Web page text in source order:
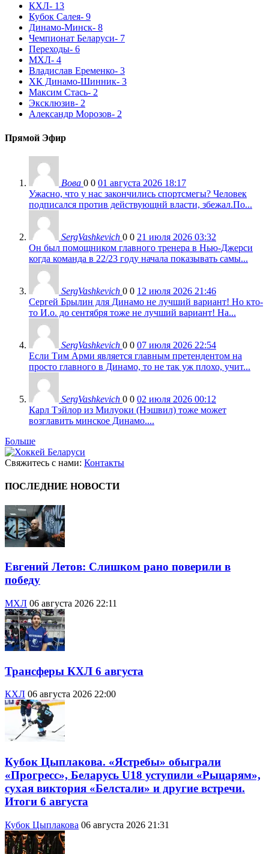
КХЛ- 13
Кубок Салея- 9
Динамо-Минск- 8
Чемпионат Беларуси- 7
Переходы- 6
МХЛ- 4
Владислав Еременко- 3
ХК Динамо-Шинник- 3
Максим Стась- 2
Эксклюзив- 2
Александр Морозов- 2
Прямой Эфир
Вова 0 0 01 августа 2026 18:17
Ужасно, что у нас закончились спортсмегы? Человек
подписался против действующнй власти, збежал.По...
SergVashkevich 0 0 21 июля 2026 03:32
Он был помощником главного тренера в Нью-Джерси
когда команда в 22/23 году начала показывать самы...
SergVashkevich 0 0 12 июля 2026 21:46
Сергей Брылин для Динамо не лучший вариант! Но кто-
то И.о. до сентября тоже не лучший вариант! На...
SergVashkevich 0 0 07 июля 2026 22:54
Если Тим Арми является главным претендентом на
просто главного в Динамо, то не так уж плохо, учит...
SergVashkevich 0 0 02 июля 2026 00:12
Карл Тэйлор из Милуоки (Нэшвил) тоже может
возглавить минское Динамо....
Больше
Свяжитесь с нами: Контакты
ПОСЛЕДНИЕ НОВОСТИ
Евгений Летов: Слишком рано поверили в
победу
МХЛ 06 августа 2026 22:11
Трансферы КХЛ 6 августа
КХЛ 06 августа 2026 22:00
Кубок Цыплакова. «Ястребы» обыграли
«Прогресс», Беларусь U18 уступили «Рыцарям»,
сухая виктория «Белстали» и другие встречи.
Итоги 6 августа
Кубок Цыплакова 06 августа 2026 21:31